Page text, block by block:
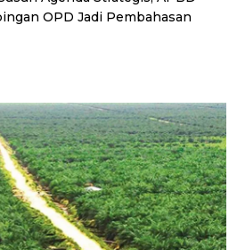
OPD Jadi Pembahasan